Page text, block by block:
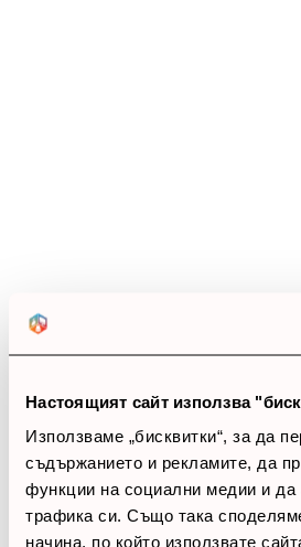
Настоящият сайт използва
Използваме „бисквитки“, за да
съдържанието и рекламите, да
функции на социални медии и да
трафика си. Също така
начина, по който използвате